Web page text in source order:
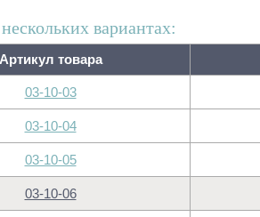
вариантах:
Артикул товара
03-10-03
03-10-04
03-10-05
03-10-06